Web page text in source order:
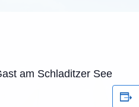
am Schladitzer See